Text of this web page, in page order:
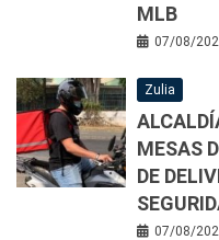
MLB
07/08/
Zulia
MESAS
DE
07/08/